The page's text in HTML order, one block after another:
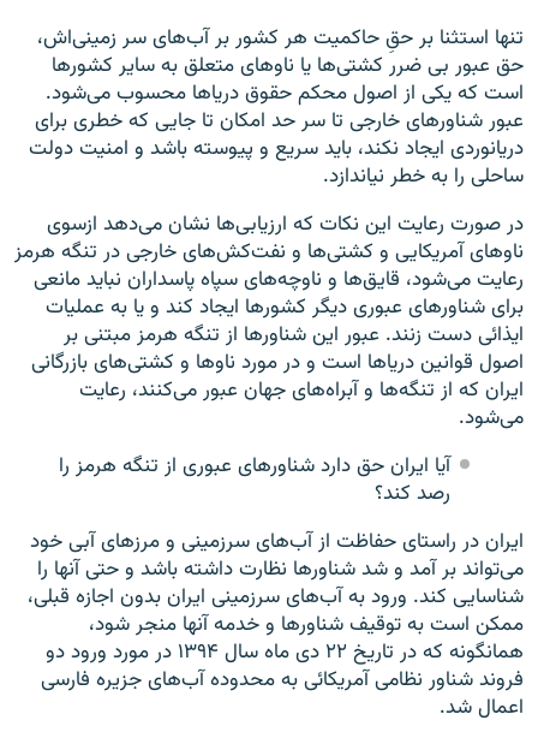
تنها استثنا بر حقِ حاکمیت هر کشور بر آب‌های سر زمینی‌اش،
حق عبور بی ضرر کشتی‌ها یا ناو‌های متعلق به سایر کشور‌ها
است که یکی از اصول محکم حقوق دریا‌ها محسوب می‌شود.
عبور شناورهای خارجی تا سر حد امکان تا جایی که خطری برای
دریانوردی ایجاد نکند، باید سریع و پیوسته باشد و امنیت دولت
ساحلی را به خطر نیاندازد.
در صورت رعایت این نکات که ارزیابی‌ها نشان می‌دهد ازسوی
ناوهای آمریکایی و کشتی‌ها و نفت‌کش‌های خارجی در تنگه هرمز
رعایت می‌شود، قایق‌ها و ناوچه‌های سپاه پاسداران نباید مانعی
برای شناورهای عبوری دیگر کشورها ایجاد کند و یا به عملیات
ایذائی دست زنند. عبور این شناورها از تنگه هرمز مبتنی بر
اصول قوانین دریاها است و در مورد ناو‌ها و کشتی‌های بازرگانی
ایران که از تنگه‌ها و آبراه‌های جهان عبور می‌کنند، رعایت
می‌شود.
آیا ایران حق دارد شناور‌های عبوری از تنگه هرمز را
رصد کند؟
ایران در راستای حفاظت از آب‌های سرزمینی و مرز‌های آبی خود
می‌تواند بر آمد و شد شناور‌ها نظارت داشته باشد و حتی آنها را
شناسایی کند. ورود به آب‌های سرزمینی ایران بدون اجازه قبلی،
ممکن است به توقیف شناور‌ها و خدمه آنها منجر شود،
همانگونه که در تاریخ ۲۲ دی ماه سال ۱۳۹۴ در مورد ورود دو
فروند شناور نظامی آمریکائی به محدوده آب‌های جزیره فارسی
اعمال شد.